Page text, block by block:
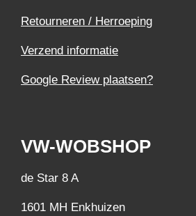
Retourneren / Herroeping
Verzend informatie
Google Review plaatsen?
VW-WOBSHOP
de Star 8 A
1601 MH Enkhuizen